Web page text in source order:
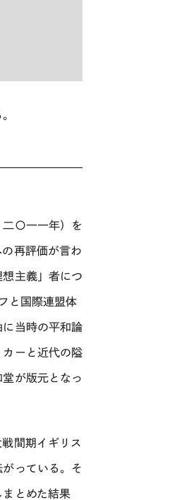
〇一一年）を
再評価が言わ
主義」者につ
と国際連盟体
当時の平和論
ーと近代の隘
が版元となっ
間期イギリス
っている。そ
とめた結果